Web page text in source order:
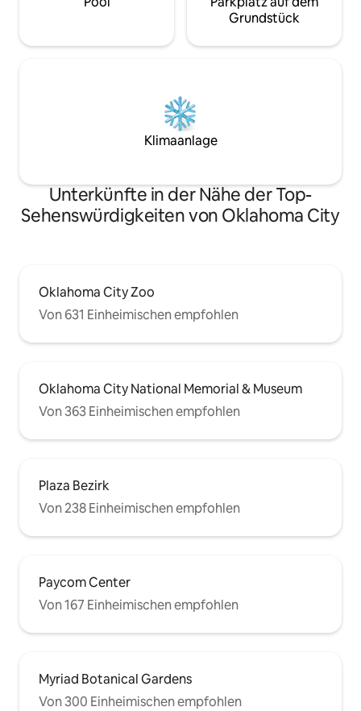
Grundstück
Klimaanlage
Unterkünfte in der Nähe der Top-
Sehenswürdigkeiten von Oklahoma City
Oklahoma City Zoo
Von 631 Einheimischen empfohlen
Oklahoma City National Memorial & Museum
Von 363 Einheimischen empfohlen
Plaza Bezirk
Von 238 Einheimischen empfohlen
Paycom Center
Von 167 Einheimischen empfohlen
Myriad Botanical Gardens
Von 300 Einheimischen empfohlen